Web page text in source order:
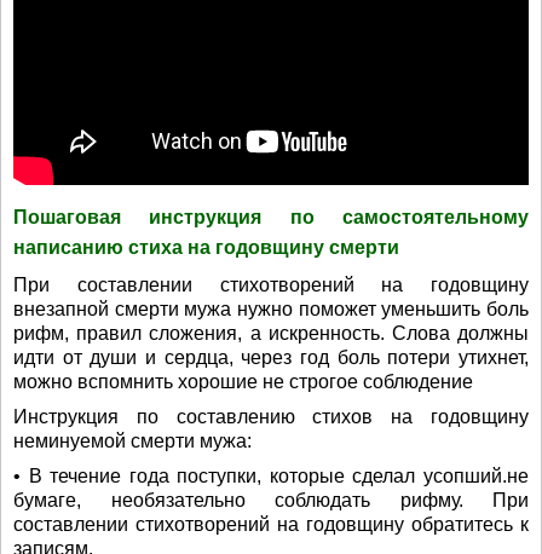
Пошаговая инструкция по самостоятельному
написанию стиха на годовщину смерти
При составлении стихотворений на годовщину
внезапной смерти мужа нужно поможет уменьшить боль
рифм, правил сложения, а искренность. Слова должны
идти от души и сердца, через год боль потери утихнет,
можно вспомнить хорошие не строгое соблюдение
Инструкция по составлению стихов на годовщину
неминуемой смерти мужа:
• В течение года поступки, которые сделал усопший.не
бумаге, необязательно соблюдать рифму. При
составлении стихотворений на годовщину обратитесь к
записям.